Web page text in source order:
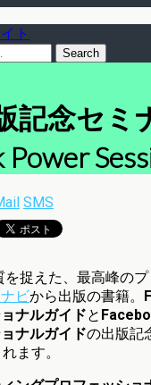
ト
記念セミ
Power
SMS
捉えた、最高峰の
ビから出版の書籍。
ナルガイドと
ナルガイドの出版記
ます。